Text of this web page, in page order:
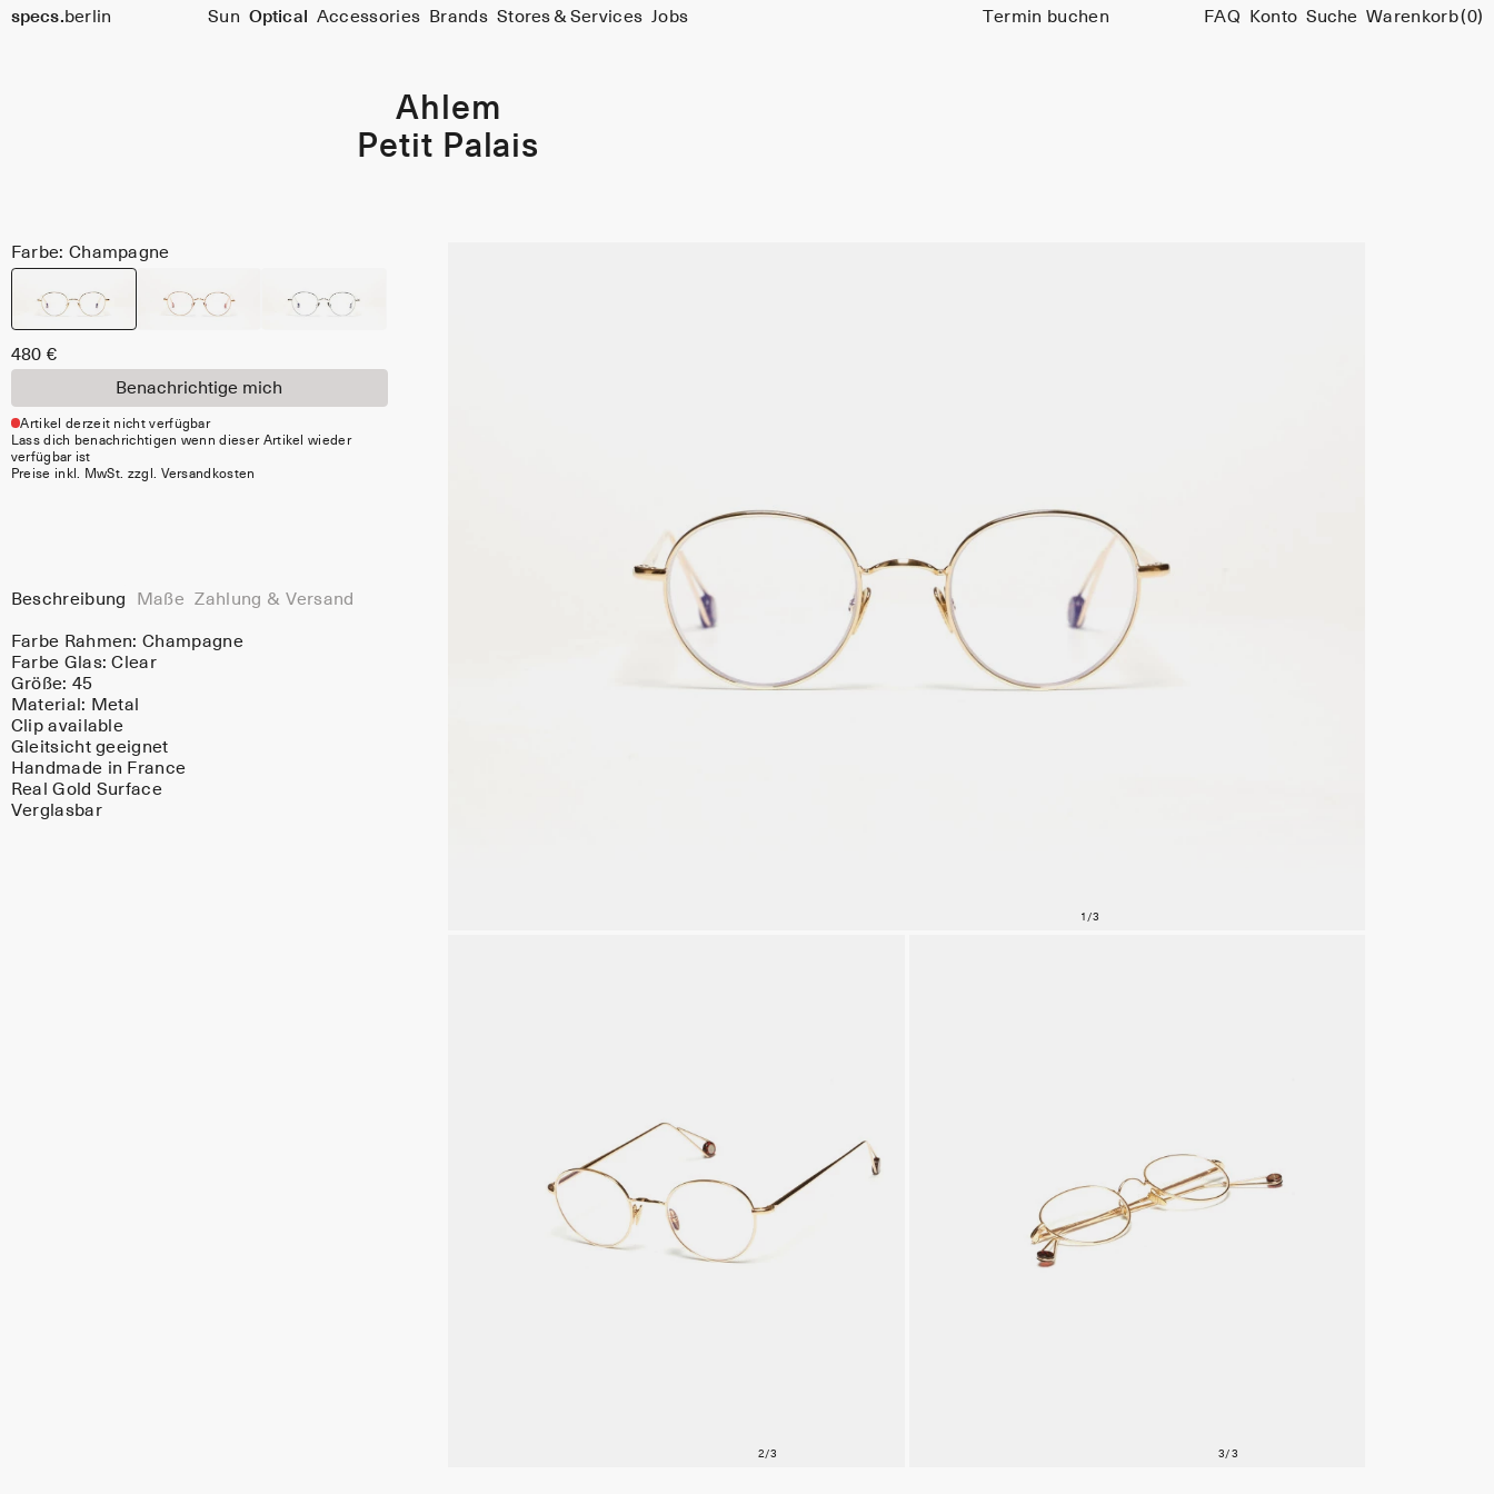
specs. berlin Sun Optical Accessories Brands Stores & Services Jobs Termin buchen FAQ Konto Suche Warenkorb(0)
Ahlem
Petit Palais
Farbe: Champagne
Größe
45
480 €
Benachrichtige mich
Artikel derzeit nicht verfügbar
Lass dich benachrichtigen wenn dieser Artikel wieder
verfügbar ist
Preise inkl. MwSt. zzgl. Versandkosten
Beschreibung Maße Zahlung & Versand
Farbe Rahmen:Champagne
Farbe Glas:Clear
Größe: 45
Material: Metal
Clip available
Gleitsicht geeignet
Handmade in France
Real Gold Surface
Verglasbar